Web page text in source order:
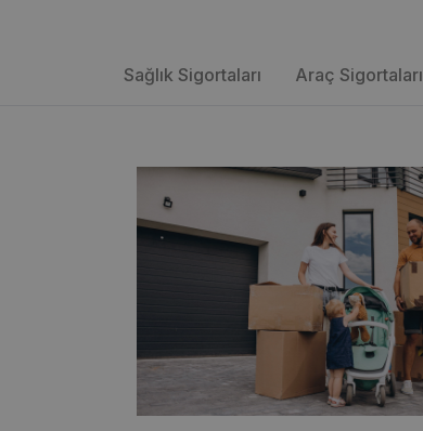
Sağlık Sigortaları Araç Sigortaları